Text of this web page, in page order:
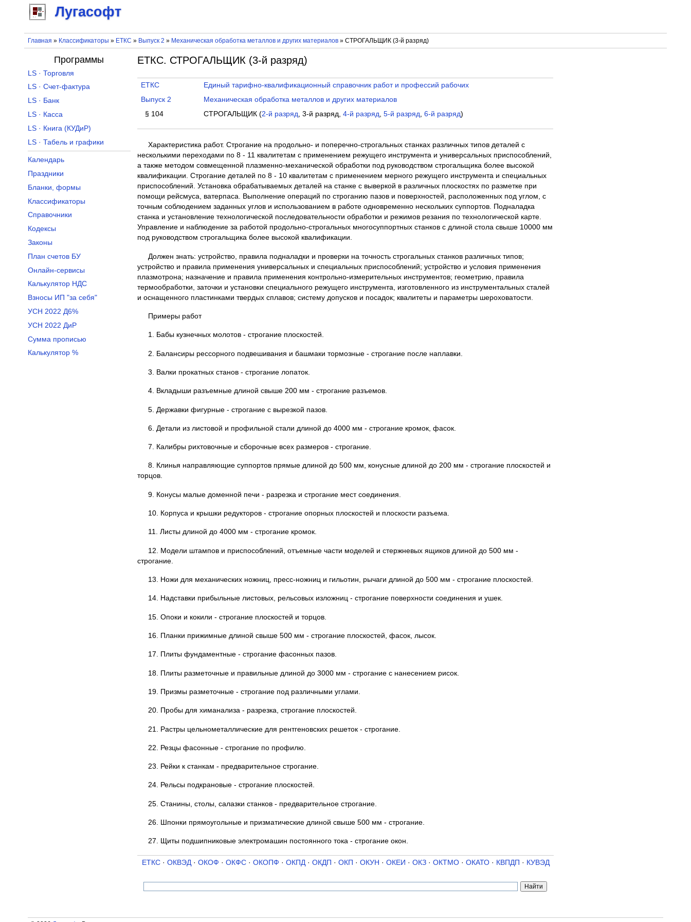
Лугасофт
Главная » Классификаторы » ЕТКС » Выпуск 2 » Механическая обработка металлов и других материалов» СТРОГАЛЬЩИК (3-й разряд)
ЕТКС. СТРОГАЛЬЩИК (3-й разряд)
ЕТКС
Единый тарифно-квалификационный справочник работ и профессий рабочих
Выпуск 2
Механическая обработка металлов и других материалов
§ 104
СТРОГАЛЬЩИК (2-й разряд, 3-й разряд,4-й разряд,5-й разряд,6-й разряд)
Характеристика работ. Строгание на продольно- и поперечно-строгальных станках различных типов деталей с
несколькими переходами по 8 - 11 квалитетам с применением режущего инструмента и универсальных приспособлений,
а также методом совмещенной плазменно-механической обработки под руководством строгальщика более высокой
квалификации. Строгание деталей по 8 - 10 квалитетам с применением мерного режущего инструмента и специальных
приспособлений. Установка обрабатываемых деталей на станке с выверкой в различных плоскостях по разметке при
помощи рейсмуса, ватерпаса. Выполнение операций по строганию пазов и поверхностей, расположенных под углом, с
точным соблюдением заданных углов и использованием в работе одновременно нескольких суппортов. Подналадка
станка и установление технологической последовательности обработки и режимов резания по технологической карте.
Управление и наблюдение за работой продольно-строгальных многосуппортных станков с длиной стола свыше 10000 мм
под руководством строгальщика более высокой квалификации.
Должен знать: устройство, правила подналадки и проверки на точность строгальных станков различных типов;
устройство и правила применения универсальных и специальных приспособлений; устройство и условия применения
плазмотрона; назначение и правила применения контрольно-измерительных инструментов; геометрию, правила
термообработки, заточки и установки специального режущего инструмента, изготовленного из инструментальных сталей
и оснащенного пластинками твердых сплавов; систему допусков и посадок; квалитеты и параметры шероховатости.
Примеры работ
1. Бабы кузнечных молотов - строгание плоскостей.
2. Балансиры рессорного подвешивания и башмаки тормозные - строгание после наплавки.
3. Валки прокатных станов - строгание лопаток.
4. Вкладыши разъемные длиной свыше 200 мм - строгание разъемов.
5. Державки фигурные - строгание с вырезкой пазов.
6. Детали из листовой и профильной стали длиной до 4000 мм - строгание кромок, фасок.
7. Калибры рихтовочные и сборочные всех размеров - строгание.
8. Клинья направляющие суппортов прямые длиной до 500 мм, конусные длиной до 200 мм - строгание плоскостей и
торцов.
9. Конусы малые доменной печи - разрезка и строгание мест соединения.
10. Корпуса и крышки редукторов - строгание опорных плоскостей и плоскости разъема.
11. Листы длиной до 4000 мм - строгание кромок.
12. Модели штампов и приспособлений, отъемные части моделей и стержневых ящиков длиной до 500 мм -
строгание.
13. Ножи для механических ножниц, пресс-ножниц и гильотин, рычаги длиной до 500 мм - строгание плоскостей.
14. Надставки прибыльные листовых, рельсовых изложниц - строгание поверхности соединения и ушек.
15. Опоки и кокили - строгание плоскостей и торцов.
16. Планки прижимные длиной свыше 500 мм - строгание плоскостей, фасок, лысок.
17. Плиты фундаментные - строгание фасонных пазов.
18. Плиты разметочные и правильные длиной до 3000 мм - строгание с нанесением рисок.
19. Призмы разметочные - строгание под различными углами.
20. Пробы для химанализа - разрезка, строгание плоскостей.
21. Растры цельнометаллические для рентгеновских решеток - строгание.
22. Резцы фасонные - строгание по профилю.
23. Рейки к станкам - предварительное строгание.
24. Рельсы подкрановые - строгание плоскостей.
25. Станины, столы, салазки станков - предварительное строгание.
26. Шпонки прямоугольные и призматические длиной свыше 500 мм - строгание.
27. Щиты подшипниковые электромашин постоянного тока - строгание окон.
ЕТКС· ОКВЭД · ОКОФ · ОКФС· ОКОПФ · ОКПД · ОКДП · ОКП · ОКУН · ОКЕИ · ОКЗ· ОКТМО· ОКАТО· КВПДП · КУВЭД
Программы
LS · Торговля
LS · Счет-фактура
LS · Банк
LS · Касса
LS · Книга (КУДиР)
LS · Табель и графики
Календарь
Праздники
Бланки, формы
Классификаторы
Справочники
Кодексы
Законы
План счетов БУ
Онлайн-сервисы
Калькулятор НДС
Взносы ИП "за себя"
УСН 2022 Д6%
УСН 2022 ДиР
Сумма прописью
Калькулятор %